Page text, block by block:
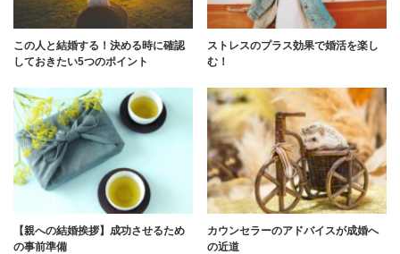
この人と結婚する！決める時に確認
しておきたい5つのポイント
ストレスのプラス効果で婚活を楽し
む！
【親への結婚挨拶】成功させるため
の事前準備
カウンセラーのアドバイスが成婚へ
の近道